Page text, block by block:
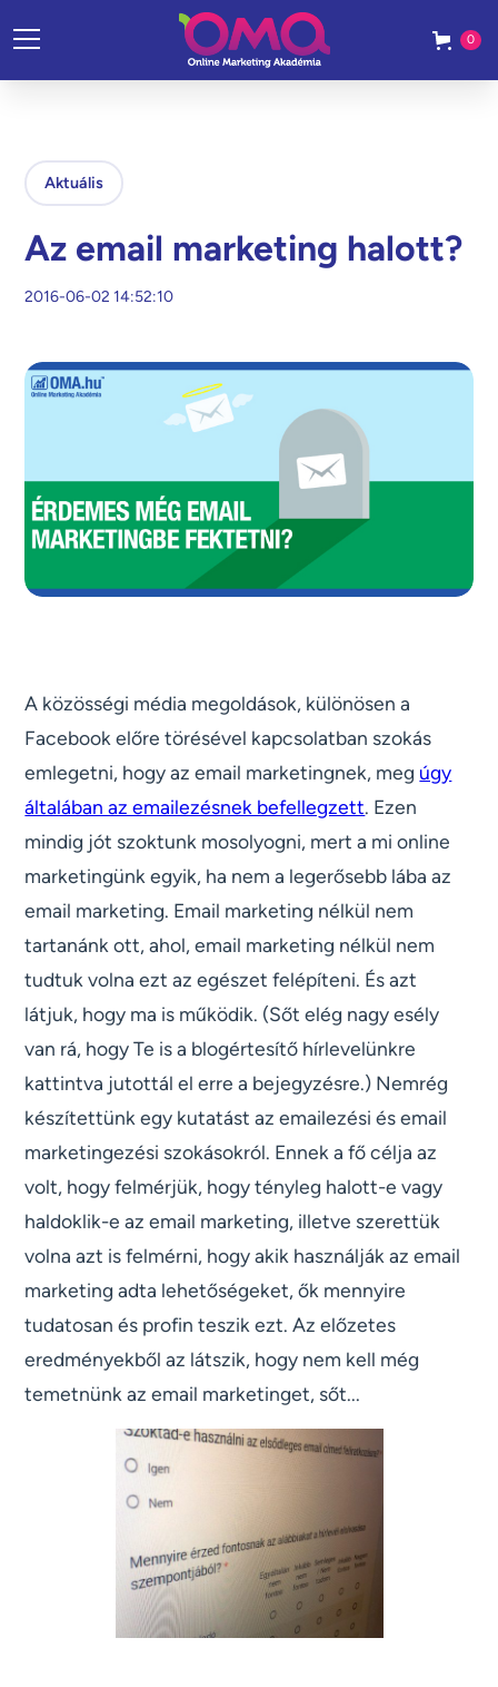
0
Aktuális
Az email marketing halott?
2016-06-02 14:52:10
A közösségi média megoldások, különösen a
Facebook előre törésével kapcsolatban szokás
emlegetni, hogy az email marketingnek, meg úgy
általában az emailezésnek befellegzett. Ezen
mindig jót szoktunk mosolyogni, mert a mi online
marketingünk egyik, ha nem a legerősebb lába az
email marketing. Email marketing nélkül nem
tartanánk ott, ahol, email marketing nélkül nem
tudtuk volna ezt az egészet felépíteni. És azt
látjuk, hogy ma is működik. (Sőt elég nagy esély
van rá, hogy Te is a blogértesítő hírlevelünkre
kattintva jutottál el erre a bejegyzésre.) Nemrég
készítettünk egy kutatást az emailezési és email
marketingezési szokásokról. Ennek a fő célja az
volt, hogy felmérjük, hogy tényleg halott-e vagy
haldoklik-e az email marketing, illetve szerettük
volna azt is felmérni, hogy akik használják az email
marketing adta lehetőségeket, ők mennyire
tudatosan és profin teszik ezt. Az előzetes
eredményekből az látszik, hogy nem kell még
temetnünk az email marketinget, sőt...